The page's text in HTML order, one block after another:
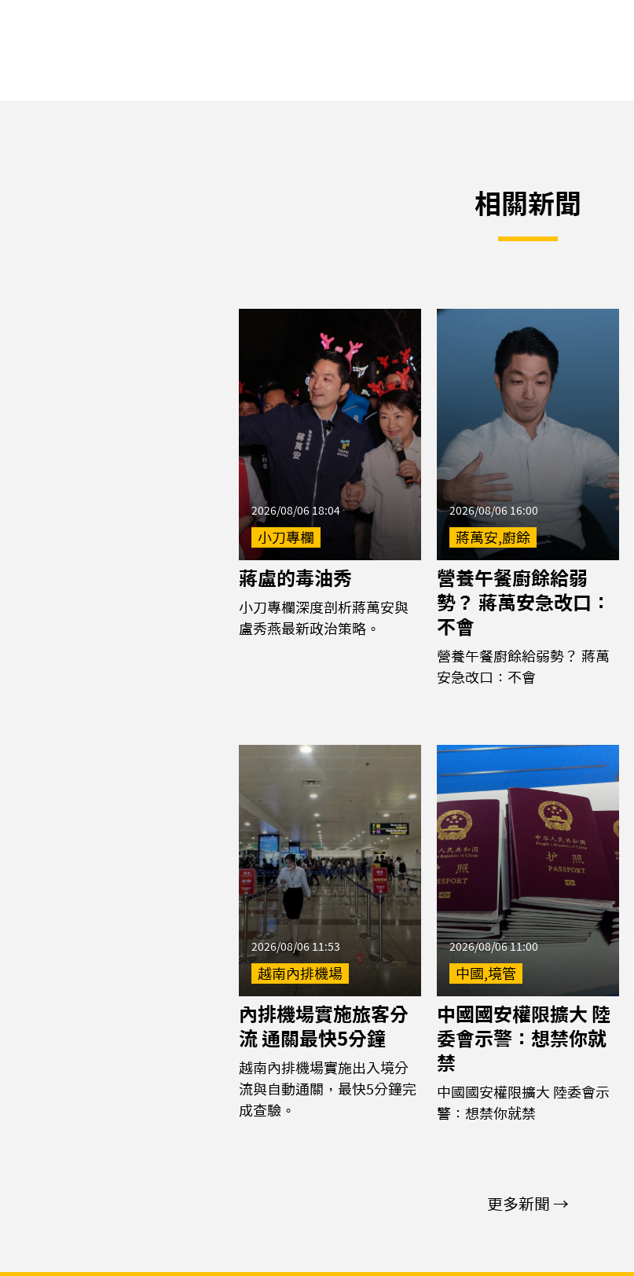
相關新聞
2026/08/06 18:04
小刀專欄
蔣盧的毒油秀
小刀專欄深度剖析蔣萬安與
盧秀燕最新政治策略。
2026/08/06 16:00
蔣萬安,廚餘
營養午餐廚餘給弱
勢？ 蔣萬安急改口：
不會
營養午餐廚餘給弱勢？ 蔣萬
安急改口：不會
2026/08/06 11:53
越南內排機場
內排機場實施旅客分
流 通關最快5分鐘
越南內排機場實施出入境分
流與自動通關，最快5分鐘完
成查驗。
2026/08/06 11:00
中國,境管
中國國安權限擴大 陸
委會示警：想禁你就
禁
中國國安權限擴大 陸委會示
警：想禁你就禁
更多新聞 →